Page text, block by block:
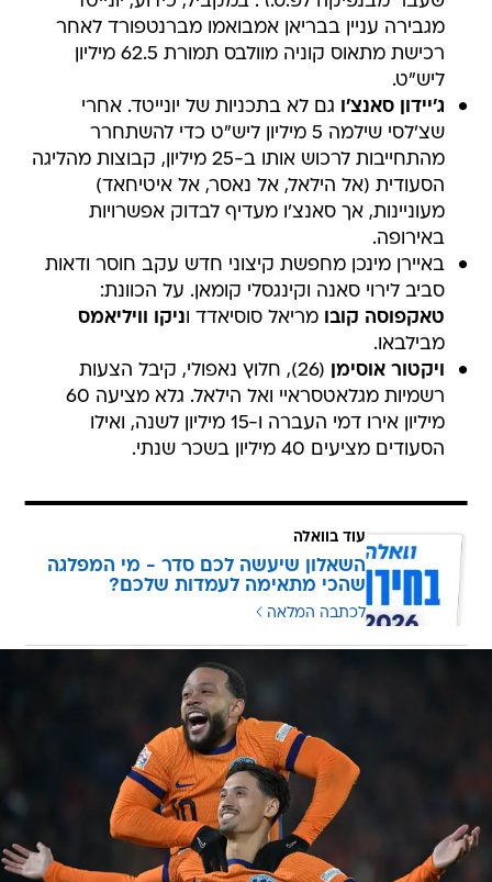
מגבירה עניין בבריאן אמבואמו מברנטפורד לאחר
רכישת מתאוס קוניה מוולבס תמורת 62.5 מיליון
ליש"ט.
ג'יידון סאנצ'ו
גם לא בתכניות של יונייטד. אחרי
שצ'לסי שילמה 5 מיליון ליש"ט כדי להשתחרר
מהתחייבות לרכוש אותו ב-25 מיליון, קבוצות מהליגה
הסעודית (אל הילאל, אל נאסר, אל איטיחאד)
מעוניינות, אך סאנצ'ו מעדיף לבדוק אפשרויות
באירופה.
באיירן מינכן מחפשת קיצוני חדש עקב חוסר ודאות
סביב לירוי סאנה וקינגסלי קומאן. על הכוונת:
טאקפוסה קובו מריאל סוסיאדד ו ניקו וויליאמס
מבילבאו.
ויקטור אוסימן
(26), חלוץ נאפולי, קיבל הצעות
רשמיות מגלאטסראיי ואל הילאל. גלא מציעה 60
מיליון אירו דמי העברה ו-15 מיליון לשנה, ואילו
הסעודים מציעים 40 מיליון בשכר שנתי.
עוד בוואלה
השאלון שיעשה לכם סדר - מי המפלגה
שהכי מתאימה לעמדות שלכם?
לכתבה המלאה